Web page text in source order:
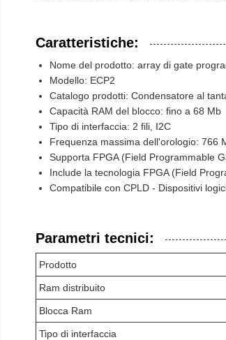
Caratteristiche:
Nome del prodotto: array di gate
Modello: ECP2
Catalogo prodotti: Condensatore al
Capacità RAM del blocco: fino a 68 Mb
Tipo di interfaccia: 2 fili, I2C
Frequenza massima dell'orologio: 766
Supporta FPGA (Field Programmable
Include la tecnologia FPGA (Field
Compatibile con CPLD - Dispositivi
Parametri tecnici:
Prodotto
Ram distribuito
Blocca Ram
Tipo di interfaccia